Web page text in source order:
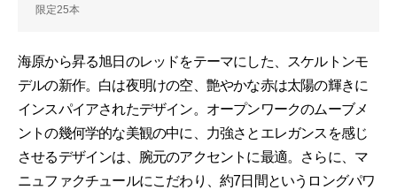
限定25本
海原から昇る旭日のレッドをテーマにした、スケルトンモ
デルの新作。白は夜明けの空、艶やかな赤は太陽の輝きに
インスパイアされたデザイン。オープンワークのムーブメ
ントの幾何学的な美観の中に、力強さとエレガンスを感じ
させるデザインは、腕元のアクセントに最適。さらに、マ
ニュファクチュールにこだわり、約7日間というロングパワ